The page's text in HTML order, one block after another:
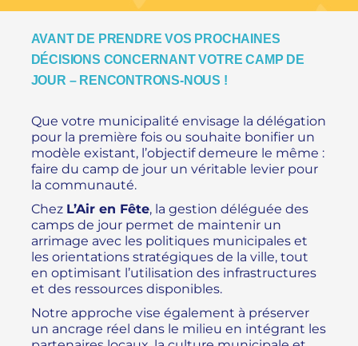
AVANT DE PRENDRE VOS PROCHAINES
DÉCISIONS CONCERNANT VOTRE CAMP DE
JOUR – RENCONTRONS-NOUS !
Que votre municipalité envisage la délégation
pour la première fois ou souhaite bonifier un
modèle existant, l’objectif demeure le même :
faire du camp de jour un véritable levier pour
la communauté.
Chez L’Air en Fête, la gestion déléguée des
camps de jour permet de maintenir un
arrimage avec les politiques municipales et
les orientations stratégiques de la ville, tout
en optimisant l’utilisation des infrastructures
et des ressources disponibles.
Notre approche vise également à préserver
un ancrage réel dans le milieu en intégrant les